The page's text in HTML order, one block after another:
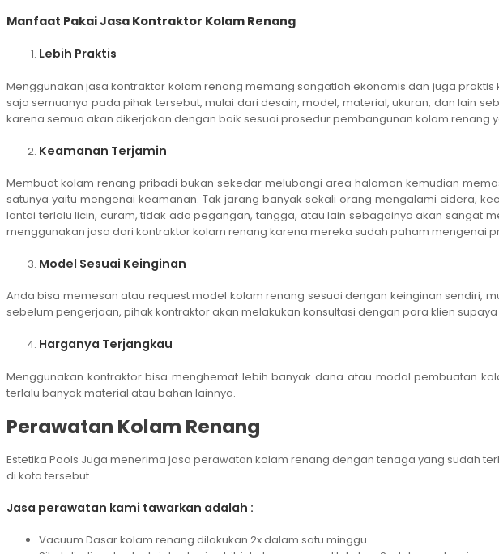
Manfaat Pakai Jasa Kontraktor Kolam Renang
Lebih Praktis
Menggunakan jasa kontraktor kolam renang memang sangatlah ekonomis dan juga
saja semuanya pada pihak tersebut, mulai dari desain, model, material, ukuran, dan lain
karena semua akan dikerjakan dengan baik sesuai prosedur pembangunan kolam renang
Keamanan Terjamin
Membuat kolam renang pribadi bukan sekedar melubangi area halaman kemudian
satunya yaitu mengenai keamanan. Tak jarang banyak sekali orang mengalami cidera,
lantai terlalu licin, curam, tidak ada pegangan, tangga, atau lain sebagainya akan
menggunakan jasa dari kontraktor kolam renang karena mereka sudah paham mengenai
Model Sesuai Keinginan
Anda bisa memesan atau request model kolam renang sesuai dengan keinginan sendiri,
sebelum pengerjaan, pihak kontraktor akan melakukan konsultasi dengan para klien
Harganya Terjangkau
Menggunakan kontraktor bisa menghemat lebih banyak dana atau modal pembuatan
terlalu banyak material atau bahan lainnya.
Perawatan Kolam Renang
Estetika Pools Juga menerima jasa perawatan kolam renang dengan tenaga yang sudah
di kota tersebut.
Jasa perawatan kami tawarkan adalah :
Vacuum Dasar kolam renang dilakukan 2x dalam satu minggu